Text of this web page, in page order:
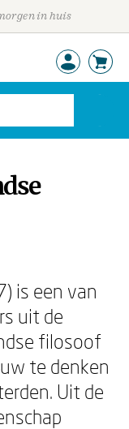
in huis
is een van
uit de
filosoof
te denken
Uit de